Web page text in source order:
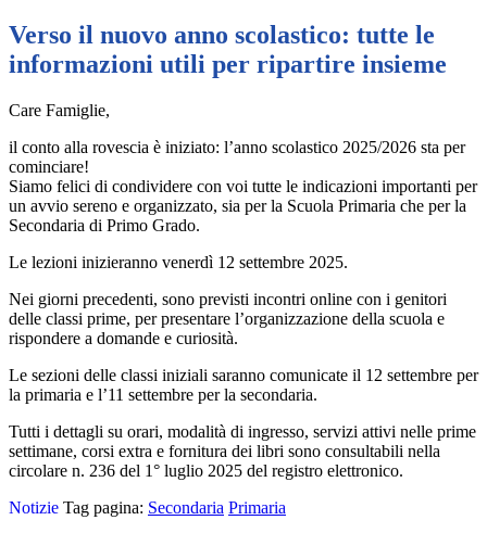
Verso il nuovo anno scolastico: tutte le
informazioni utili per ripartire insieme
Care Famiglie,
il conto alla rovescia è iniziato: l’anno scolastico 2025/2026 sta per
cominciare!
Siamo felici di condividere con voi tutte le indicazioni importanti per
un avvio sereno e organizzato, sia per la Scuola Primaria che per la
Secondaria di Primo Grado.
Le lezioni inizieranno venerdì 12 settembre 2025.
Nei giorni precedenti, sono previsti incontri online con i genitori
delle classi prime, per presentare l’organizzazione della scuola e
rispondere a domande e curiosità.
Le sezioni delle classi iniziali saranno comunicate il 12 settembre per
la primaria e l’11 settembre per la secondaria.
Tutti i dettagli su orari, modalità di ingresso, servizi attivi nelle prime
settimane, corsi extra e fornitura dei libri sono consultabili nella
circolare n. 236 del 1° luglio 2025 del registro elettronico.
Notizie Tag pagina: Secondaria Primaria